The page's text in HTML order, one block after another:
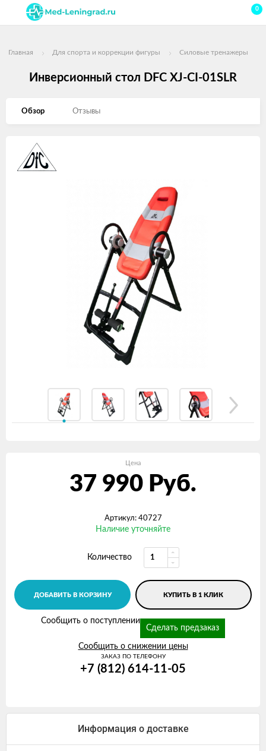
0
Главная Для спорта и коррекции фигуры Силовые тренажеры
Инверсионный стол DFC XJ-CI-01SLR
Обзор Отзывы
Изображения
Цена
37 990 Руб.
Артикул: 40727
Наличие уточняйте
Количество
ДОБАВИТЬ В КОРЗИНУ КУПИТЬ В 1 КЛИК
Сообщить о поступлении
Сделать предзаказ
Сообщить о снижении цены
ЗАКАЗ ПО ТЕЛЕФОНУ
+7 (812) 614-11-05
Информация о доставке